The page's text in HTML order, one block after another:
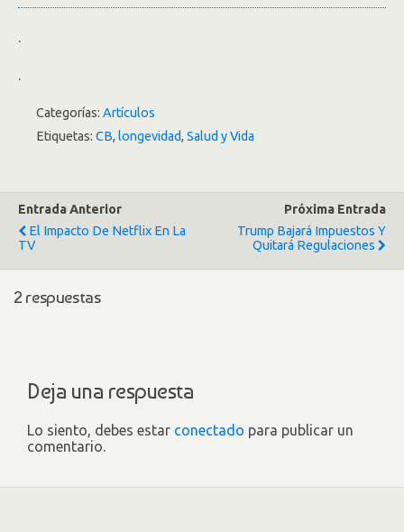
.
.
Categorías: Artículos
Etiquetas: CB, longevidad, Salud y Vida
Entrada Anterior
El Impacto De Netflix En La
TV
Próxima Entrada
Trump Bajará Impuestos Y
Quitará Regulaciones
2 respuestas
Deja una respuesta
Lo siento, debes estar conectado para publicar un
comentario.